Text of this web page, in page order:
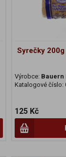
Syrečky 200g
Výrobce: Bauern
Katalogové číslo:
125 Kč